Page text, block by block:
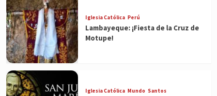
Iglesia Católica Perú
Lambayeque: ¡Fiesta de la Cruz de
Motupe!
Iglesia Católica Mundo Santos